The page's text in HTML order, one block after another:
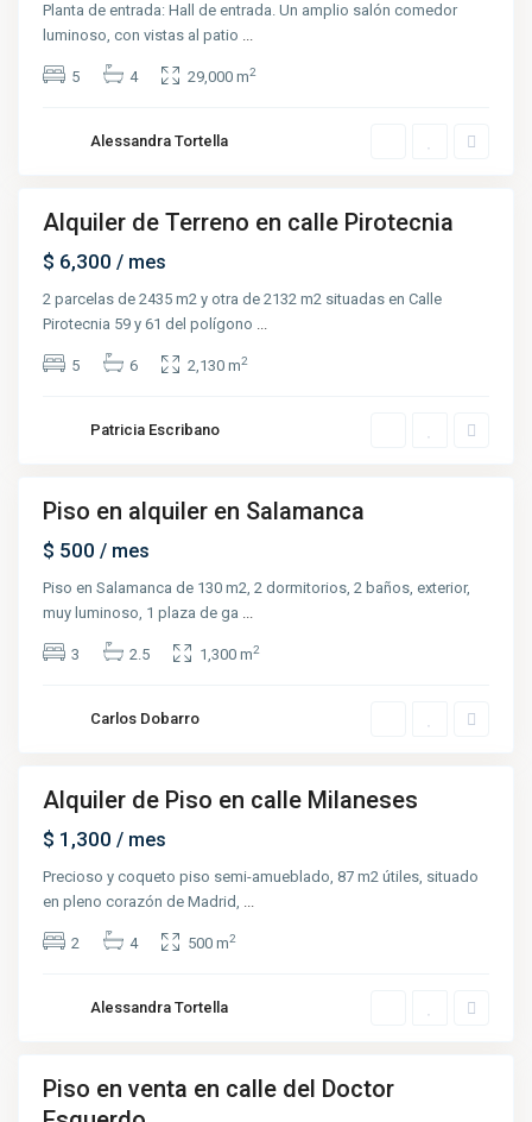
Planta de entrada: Hall de entrada. Un amplio salón comedor
luminoso, con vistas al patio ...
5 4 29,000 m2
Alessandra Tortella
Destacado
Alquiler de Terreno en calle Pirotecnia
$ 6,300/ mes
2 parcelas de 2435 m2 y otra de 2132 m2 situadas en Calle
Pirotecnia 59 y 61 del polígono ...
5 6 2,130 m2
Patricia Escribano
S
a
a
m
Piso en alquiler en Salamanca
$ 500/ mes
Piso en Salamanca de 130 m2, 2 dormitorios, 2 baños, exterior,
muy luminoso, 1 plaza de ga ...
3 2.5 1,300 m2
Carlos Dobarro
Alquiler de Piso en calle Milaneses
$ 1,300/ mes
Precioso y coqueto piso semi-amueblado, 87 m2 útiles, situado
en pleno corazón de Madrid, ...
2 4 500 m2
Alessandra Tortella
Piso en venta en calle del Doctor